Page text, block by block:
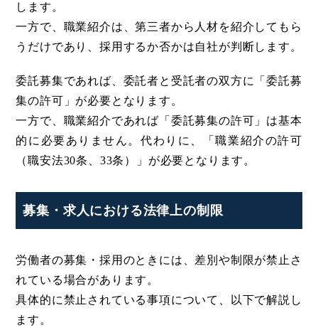
します。
一方で、職業紹介は、第三者から人材を紹介してもら
うだけであり、採用するか否かは自社が判断します。
委託募集であれば、委託者と受託者の双方に「委託募
集の許可」が必要となります。
一方で、職業紹介であれば「委託募集の許可」は基本
的に必要ありません。代わりに、「職業紹介の許可
（職安法30条、33条）」が必要となります。
募集・求人における法律上の制限
労働者の募集・採用のときには、差別や制限が禁止さ
れている場合があります。
具体的に禁止されている事項について、以下で解説し
ます。